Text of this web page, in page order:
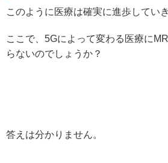
このように医療は確実に進歩していき
ここで、5Gによって変わる医療に
らないのでしょうか？
答えは分かりません。